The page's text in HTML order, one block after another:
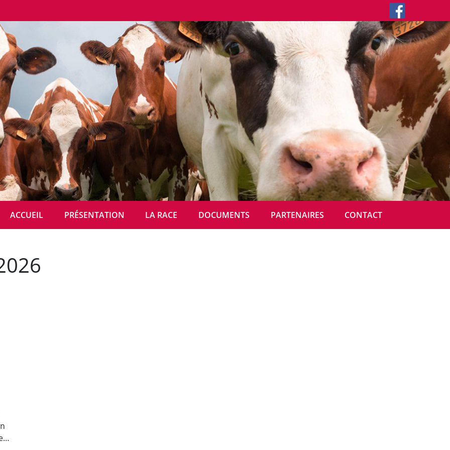
ACCUEIL PRÉSENTATION LA RACE DOCUMENTS PARTENAIRES CONTACT